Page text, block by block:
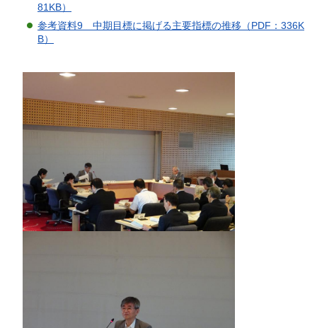
81KB）
参考資料9 中期目標に掲げる主要指標の推移（PDF：336K
B）